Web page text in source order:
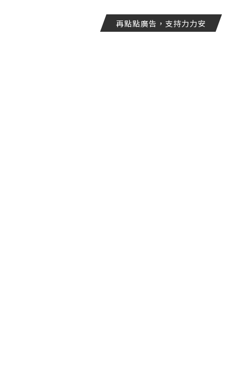
再點點廣告，支持力力安